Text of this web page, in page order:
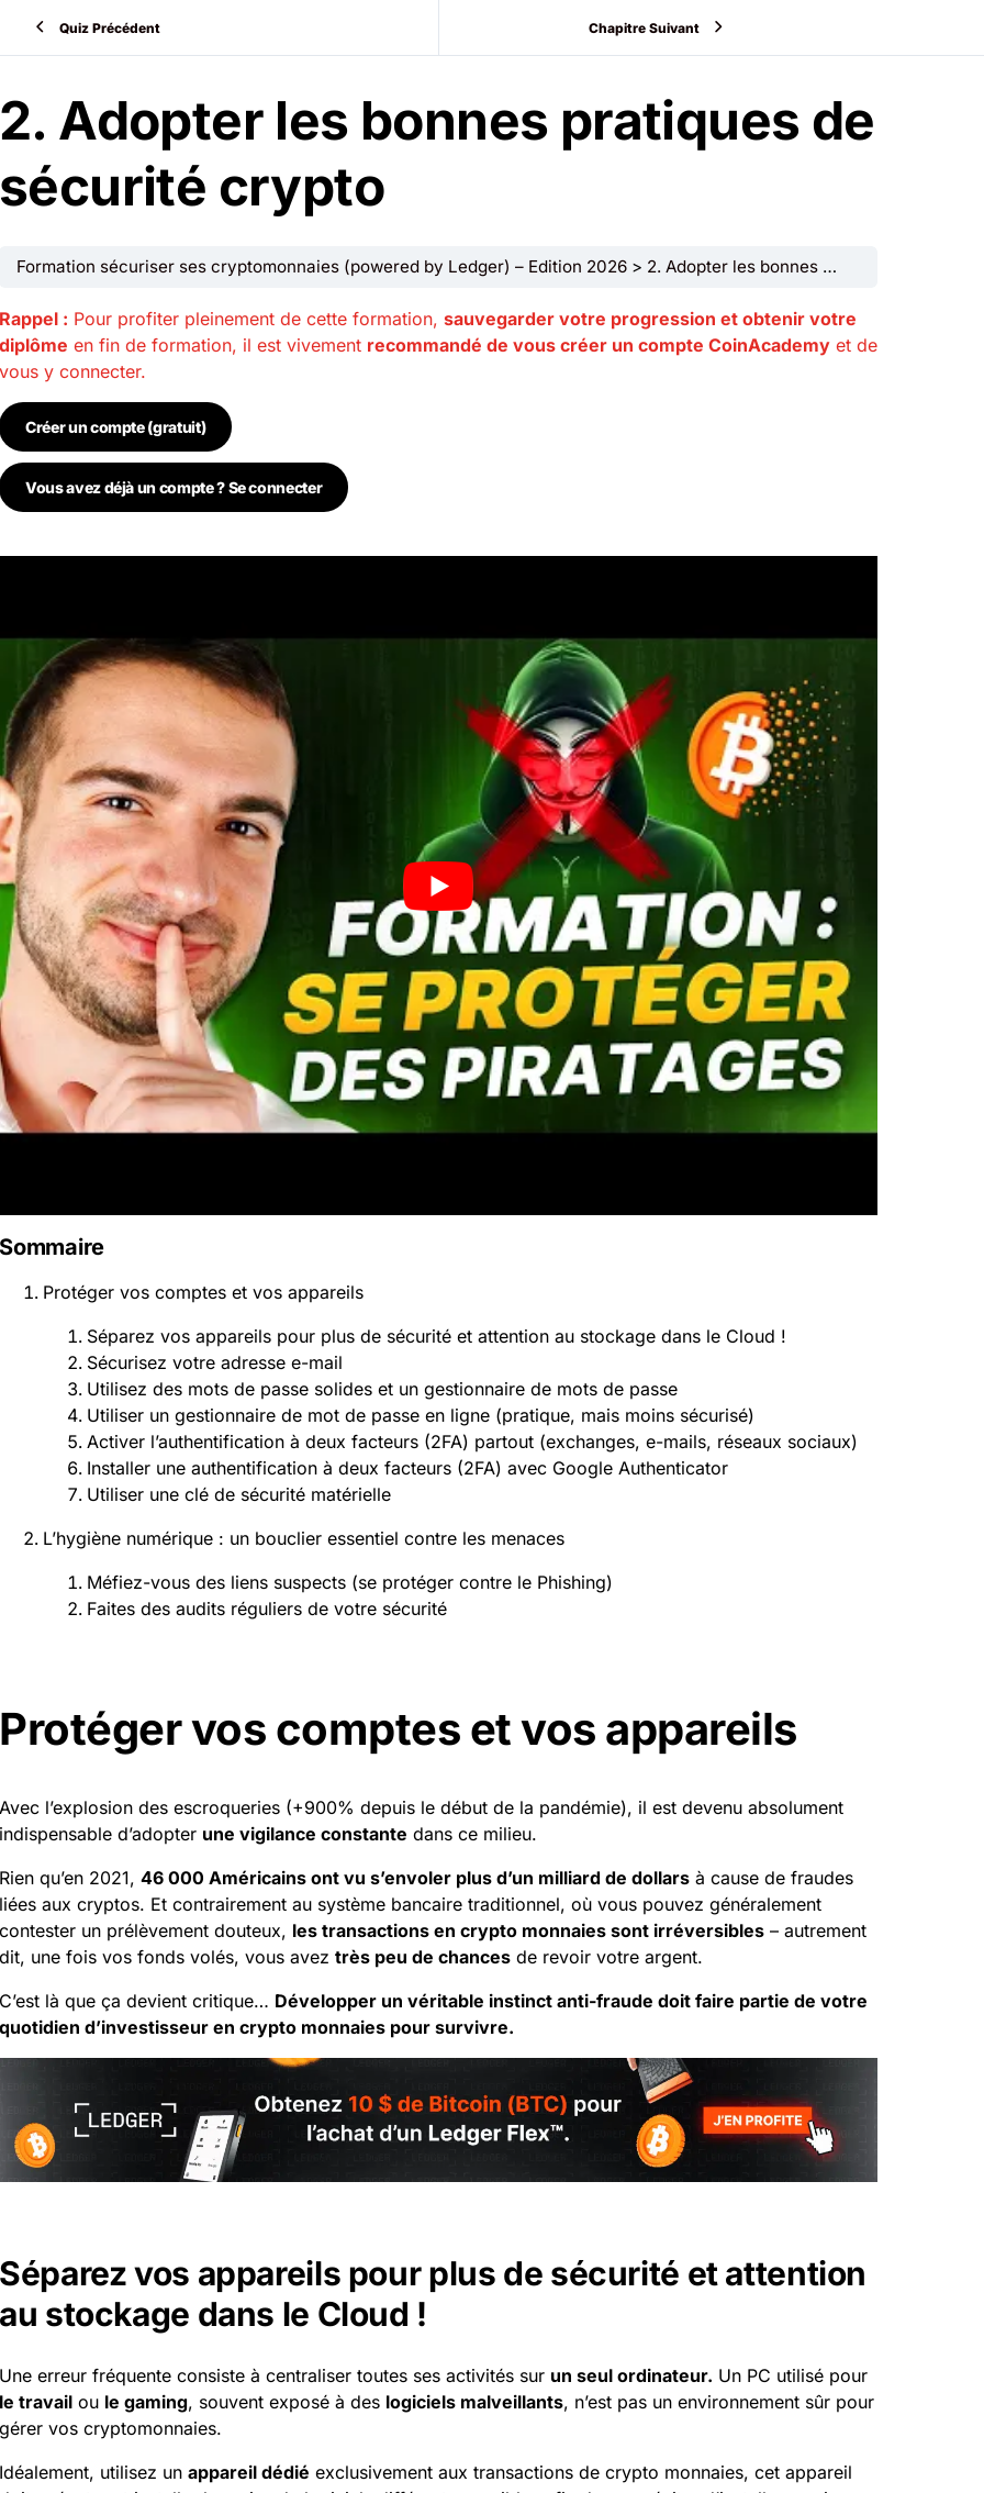
Quiz Précédent Chapitre Suivant
2. Adopter les bonnes pratiques de
sécurité crypto
Formation sécuriser ses cryptomonnaies (powered by Ledger) – Edition 2026 2. Adopter les bonnes pratiques de sécurité crypto
Rappel : Pour profiter pleinement de cette formation, sauvegarder votre progression et obtenir votre
diplôme en fin de formation, il est vivement recommandé de vous créer un compte CoinAcademy et de
vous y connecter.
Créer un compte (gratuit)
Vous avez déjà un compte ? Se connecter
Sommaire
Protéger vos comptes et vos appareils
Séparez vos appareils pour plus de sécurité et attention au stockage dans le Cloud !
Sécurisez votre adresse e-mail
Utilisez des mots de passe solides et un gestionnaire de mots de passe
Utiliser un gestionnaire de mot de passe en ligne (pratique, mais moins sécurisé)
Activer l’authentification à deux facteurs (2FA) partout (exchanges, e-mails, réseaux sociaux)
Installer une authentification à deux facteurs (2FA) avec Google Authenticator
Utiliser une clé de sécurité matérielle
L’hygiène numérique : un bouclier essentiel contre les menaces
Méfiez-vous des liens suspects (se protéger contre le Phishing)
Faites des audits réguliers de votre sécurité
Protéger vos comptes et vos appareils
Avec l’explosion des escroqueries (+900% depuis le début de la pandémie), il est devenu absolument
indispensable d’adopter une vigilance constante dans ce milieu.
Rien qu’en 2021, 46 000 Américains ont vu s’envoler plus d’un milliard de dollars à cause de fraudes
liées aux cryptos. Et contrairement au système bancaire traditionnel, où vous pouvez généralement
contester un prélèvement douteux, les transactions en crypto monnaies sont irréversibles – autrement
dit, une fois vos fonds volés, vous avez très peu de chances de revoir votre argent.
C’est là que ça devient critique… Développer un véritable instinct anti-fraude doit faire partie de votre
quotidien d’investisseur en crypto monnaies pour survivre.
Séparez vos appareils pour plus de sécurité et attention
au stockage dans le Cloud !
Une erreur fréquente consiste à centraliser toutes ses activités sur un seul ordinateur. Un PC utilisé pour
le travail ou le gaming, souvent exposé à des logiciels malveillants, n’est pas un environnement sûr pour
gérer vos cryptomonnaies.
Idéalement, utilisez un appareil dédié exclusivement aux transactions de crypto monnaies, cet appareil